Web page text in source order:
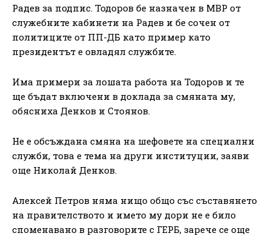
Радев за подпис. Тодоров бе назначен в МВР от
служебните кабинети на Радев и бе сочен от
политиците от ПП-ДБ като пример като
президентът е овладял службите.
Има примери за лошата работа на Тодоров и те
ще бъдат включени в доклада за смяната му,
обясниха Денков и Стоянов.
Не е обсъждана смяна на шефовете на специални
служби, това е тема на други институции, заяви
още Николай Денков.
Алексей Петров няма нищо общо със съставянето
на правителството и името му дори не е било
споменавано в разговорите с ГЕРБ, зарече се още